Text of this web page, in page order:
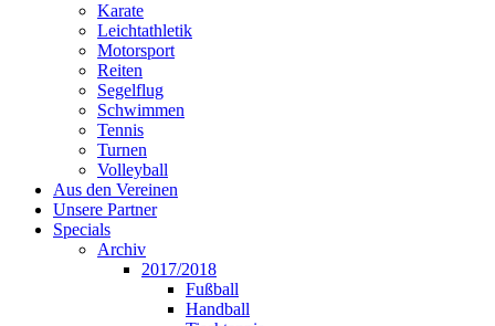
Karate
Leichtathletik
Motorsport
Reiten
Segelflug
Schwimmen
Tennis
Turnen
Volleyball
Aus den Vereinen
Unsere Partner
Specials
Archiv
2017/2018
Fußball
Handball